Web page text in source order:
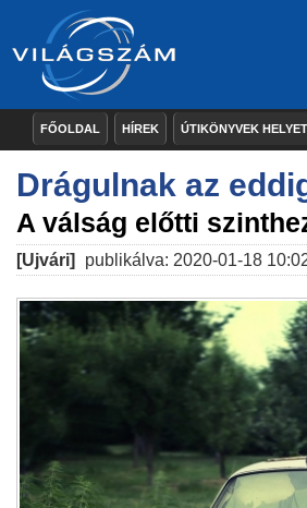
FŐOLDAL HÍREK ÚTIKÖNYVEK
Drágulnak az
A válság előtti
[Ujvári] publikálva: 2020-01-18